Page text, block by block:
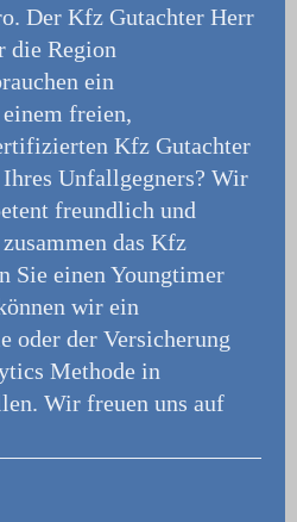
Der Kfz Gutachter Herr
die Region
ein
freien,
Kfz Gutachter
Unfallgegners? Wir
freundlich und
das Kfz
Sie einen Youngtimer
wir ein
oder der Versicherung
Methode in
Wir freuen uns auf